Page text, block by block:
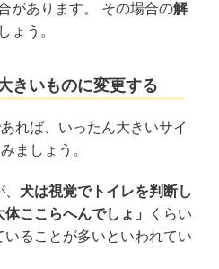
があります。 その場合の解
ょう。
きいものに変更する
れば、いったん大きいサイ
ましょう。
犬は視覚でトイレを判断し
ここらへんでしょ」
くらい
ることが多いといわれてい